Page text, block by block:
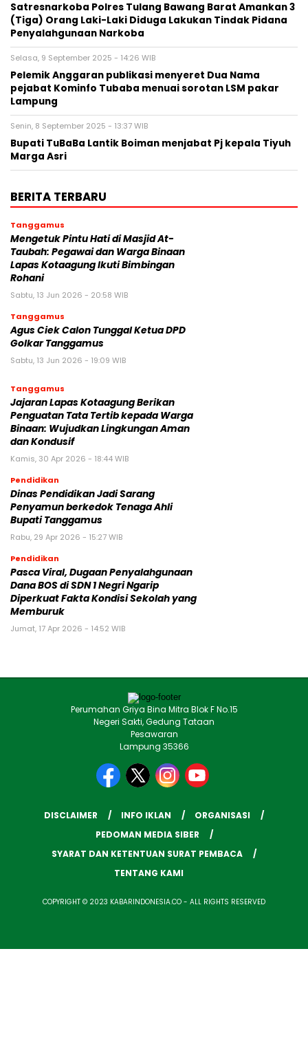
Satresnarkoba Polres Tulang Bawang Barat Amankan 3
(Tiga) Orang Laki-Laki Diduga Lakukan Tindak Pidana
Penyalahgunaan Narkoba
Selasa, 9 September 2025 - 14:26 WIB
Pelemik Anggaran publikasi menyeret Dua Nama
pejabat Kominfo Tubaba menuai sorotan LSM pakar
Lampung
Senin, 8 September 2025 - 13:37 WIB
Bupati TuBaBa Lantik Boiman menjabat Pj kepala Tiyuh
Marga Asri
BERITA TERBARU
Tanggamus
Mengetuk Pintu Hati di Masjid At-
Taubah: Pegawai dan Warga Binaan
Lapas Kotaagung Ikuti Bimbingan
Rohani
Sabtu, 13 Jun 2026 - 20:58 WIB
Tanggamus
Agus Ciek Calon Tunggal Ketua DPD
Golkar Tanggamus
Sabtu, 13 Jun 2026 - 19:09 WIB
Tanggamus
Jajaran Lapas Kotaagung Berikan
Penguatan Tata Tertib kepada Warga
Binaan: Wujudkan Lingkungan Aman
dan Kondusif
Kamis, 30 Apr 2026 - 18:44 WIB
Pendidikan
Dinas Pendidikan Jadi Sarang
Penyamun berkedok Tenaga Ahli
Bupati Tanggamus
Rabu, 29 Apr 2026 - 15:27 WIB
Pendidikan
Pasca Viral, Dugaan Penyalahgunaan
Dana BOS di SDN 1 Negri Ngarip
Diperkuat Fakta Kondisi Sekolah yang
Memburuk
Jumat, 17 Apr 2026 - 14:52 WIB
Perumahan Griya Bina Mitra Blok F No.15
Negeri Sakti, Gedung Tataan
Pesawaran
Lampung 35366
DISCLAIMER INFO IKLAN
ORGANISASI
PEDOMAN MEDIA SIBER
SYARAT DAN KETENTUAN SURAT PEMBACA
TENTANG KAMI
COPYRIGHT © 2023 KABARINDONESIA.CO - ALL RIGHTS RESERVED